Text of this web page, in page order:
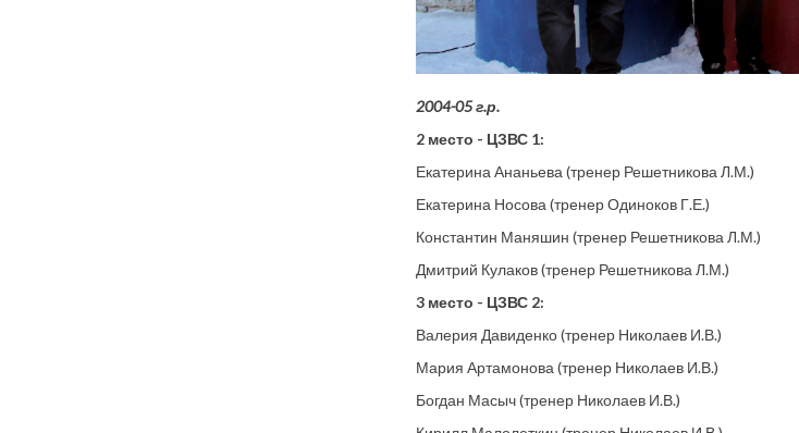
2004-05 г.р.
2 место - ЦЗВС 1:
Екатерина Ананьева (тренер Решетникова Л.М.)
Екатерина Носова (тренер Одиноков Г.Е.)
Константин Маняшин (тренер Решетникова Л.М.)
Дмитрий Кулаков (тренер Решетникова Л.М.)
3 место - ЦЗВС 2:
Валерия Давиденко (тренер Николаев И.В.)
Мария Артамонова (тренер Николаев И.В.)
Богдан Масыч (тренер Николаев И.В.)